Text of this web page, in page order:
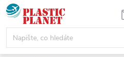
Přejít
na
obsah